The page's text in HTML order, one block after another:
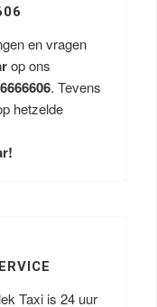
en vragen
op ons
. Tevens
hetzelde
Taxi is 24 uur